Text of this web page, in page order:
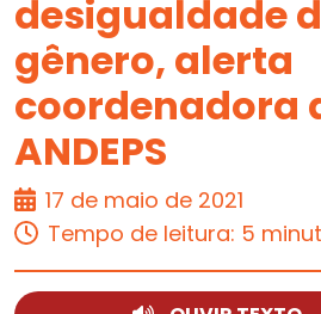
desigualdade
gênero, alerta
coordenadora
ANDEPS
17 de maio de 2021
Tempo de leitura: 5